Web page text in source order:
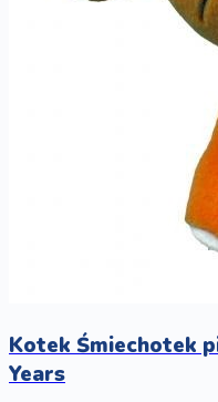
Kotek Śmiechotek
Years